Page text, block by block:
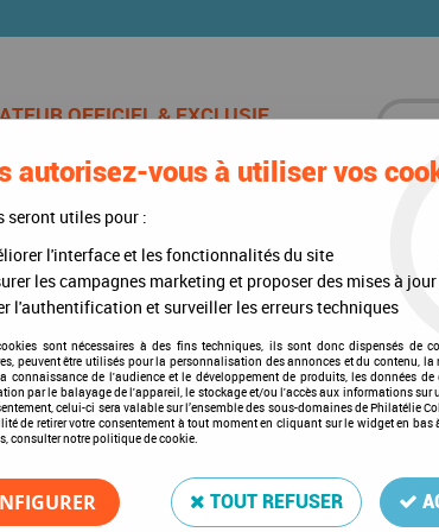
DE CHAMPAGNE
- Enveloppes 1er Jour
FDC - Enveloppes 1er
autorisez-vous à utiliser vos
seront utiles pour :
l'interface et les fonctionnalités du site
les campagnes marketing et proposer des mises à
l'authentification et surveiller les erreurs techniques
sont nécessaires à des fins techniques, ils sont donc dispensés de
peuvent être utilisés pour la personnalisation des annonces et du contenu, la
connaissance de l'audience et le développement de produits, les données
par le balayage de l'appareil, le stockage et/ou l'accès aux informations sur
celui-ci sera valable sur l’ensemble des sous-domaines de Philatélie
de retirer votre consentement à tout moment en cliquant sur le widget en bas
consulter notre politique de cookie.
TOUT REFUSER